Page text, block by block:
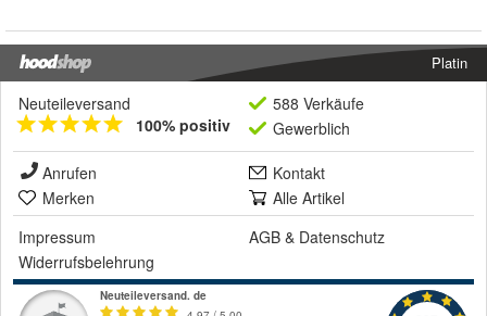
Platin
Neuteileversand
100% positiv
588 Verkäufe
Gewerblich
Anrufen
Kontakt
Merken
Alle Artikel
Impressum
AGB & Datenschutz
Widerrufsbelehrung